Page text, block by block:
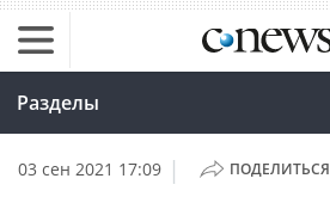
Разделы
03 сен 2021 17:09 | ПОДЕЛИТЬСЯ